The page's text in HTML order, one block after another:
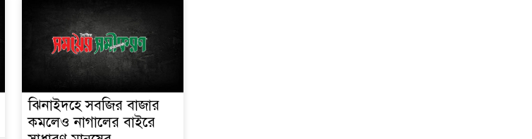
ঝিনাইদহে সবজির বাজার
কমলেও নাগালের বাইরে